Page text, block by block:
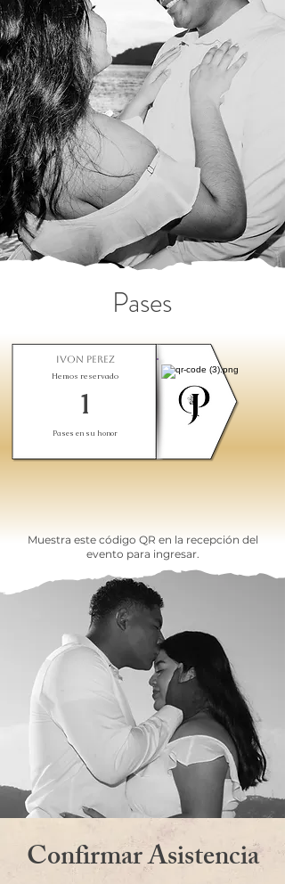
Pases
Ivon Perez
Hemos reservado
1
Pases en su honor
Muestra este código QR en la recepción del
evento para ingresar.
Confirmar Asistencia